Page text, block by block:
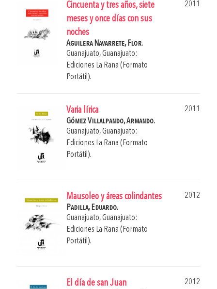
Cincuenta y tres años, siete
meses y once días con sus
noches
2011
Aguilera Navarrete, Flor.
Guanajuato, Guanajuato:
Ediciones La Rana (Formato
Portátil).
Varia lírica
2011
Gómez Villalpando, Armando.
Guanajuato, Guanajuato:
Ediciones La Rana (Formato
Portátil).
Mausoleo y áreas colindantes
2012
Padilla, Eduardo.
Guanajuato, Guanajuato:
Ediciones La Rana (Formato
Portátil).
El día de san Juan
2012